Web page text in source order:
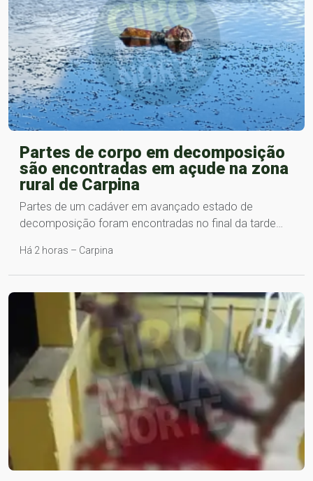
Partes de corpo em decomposição
são encontradas em açude na zona
rural de Carpina
Partes de um cadáver em avançado estado de
decomposição foram encontradas no final da tarde…
Há 2 horas – Carpina